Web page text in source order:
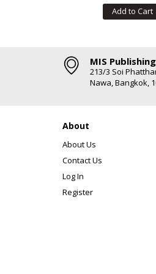
Add to Cart
MIS
213/3 Soi
Nawa, Bangkok,
About
About Us
Contact Us
Log In
Register